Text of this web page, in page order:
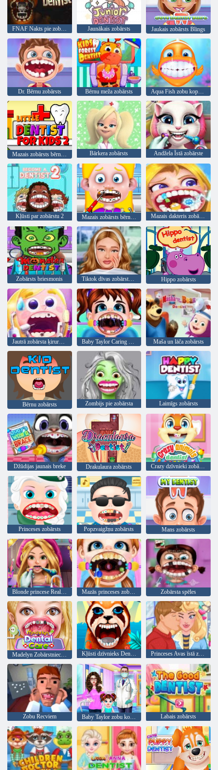
FNAF Nakts pie zobārsta Jaunākais zobārsts Jaukais zobārsts Blings
Dr. Bērnu zobārsts Bērnu meža zobārsts Aqua Fish zobu kopšana
Bārkera zobārsts Andžela Īstā zobārste
Kļūsti par zobārstu 2 Mazais zobārsts bērniem Mazais dakteris zobārsts
Zobārsts briesmonis Tiktok dīvas zobārsta piedzīvojumi Hippo zobārsts
Jautrā zobārsta ķirurģija 2022 Baby Taylor Caring Story slimība Maša un lāča zobārsts
Bērnu zobārsts Zombijs pie zobārsta Laimīgs zobārsts
Džūdijas jaunais breke Drakulaura zobārsts Crazy dzīvnieki zobārsts
Princeses zobārsts Popzvaigžņu zobārsts Mans zobārsts
Mazās princeses zobārsta piedzīvojums Zobārsta spēles
Kļūsti dzīvnieks Dentist Princeses Avas īstā zobārste
Zobu Recviem Baby Taylor zobu kopšana Labais zobārsts